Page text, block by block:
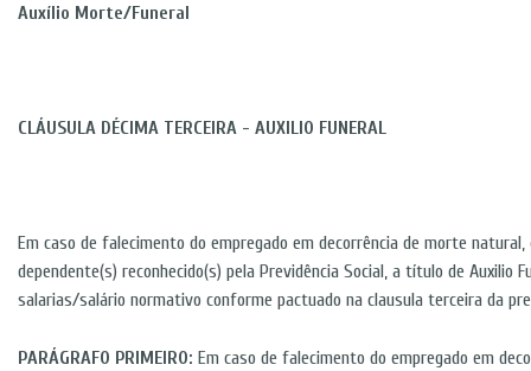
Auxílio Morte/Funeral
CLÁUSULA DÉCIMA TERCEIRA - AUXILIO FUNERAL
Em caso de falecimento do empregado em decorrência de morte
dependente(s) reconhecido(s) pela Previdência Social, a título de Auxilio
salarias/salário normativo conforme pactuado na clausula terceira da
PARÁGRAFO PRIMEIRO: Em caso de falecimento do empregado em